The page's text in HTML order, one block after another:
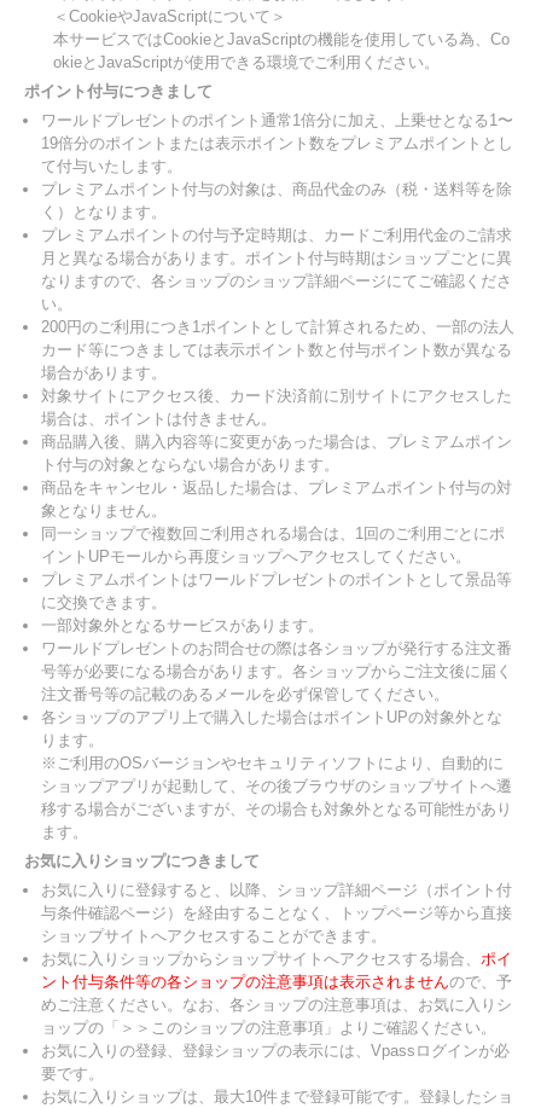
＜CookieやJavaScriptについて＞
本サービスではCookieとJavaScriptの機能を使用している為、Co
okieとJavaScriptが使用できる環境でご利用ください。
ポイント付与につきまして
ワールドプレゼントのポイント通常1倍分に加え、上乗せとなる1〜
19倍分のポイントまたは表示ポイント数をプレミアムポイントとし
て付与いたします。
プレミアムポイント付与の対象は、商品代金のみ（税・送料等を除
く）となります。
プレミアムポイントの付与予定時期は、カードご利用代金のご請求
月と異なる場合があります。ポイント付与時期はショップごとに異
なりますので、各ショップのショップ詳細ページにてご確認くださ
い。
200円のご利用につき1ポイントとして計算されるため、一部の法人
カード等につきましては表示ポイント数と付与ポイント数が異なる
場合があります。
対象サイトにアクセス後、カード決済前に別サイトにアクセスした
場合は、ポイントは付きません。
商品購入後、購入内容等に変更があった場合は、プレミアムポイン
ト付与の対象とならない場合があります。
商品をキャンセル・返品した場合は、プレミアムポイント付与の対
象となりません。
同一ショップで複数回ご利用される場合は、1回のご利用ごとにポ
イントUPモールから再度ショップへアクセスしてください。
プレミアムポイントはワールドプレゼントのポイントとして景品等
に交換できます。
一部対象外となるサービスがあります。
ワールドプレゼントのお問合せの際は各ショップが発行する注文番
号等が必要になる場合があります。各ショップからご注文後に届く
注文番号等の記載のあるメールを必ず保管してください。
各ショップのアプリ上で購入した場合はポイントUPの対象外とな
ります。
※ご利用のOSバージョンやセキュリティソフトにより、自動的に
ショップアプリが起動して、その後ブラウザのショップサイトへ遷
移する場合がございますが、その場合も対象外となる可能性があり
ます。
お気に入りショップにつきまして
お気に入りに登録すると、以降、ショップ詳細ページ（ポイント付
与条件確認ページ）を経由することなく、トップページ等から直接
ショップサイトへアクセスすることができます。
お気に入りショップからショップサイトへアクセスする場合、 ポイ
ント付与条件等の各ショップの注意事項は表示されませんので、予
めご注意ください。なお、各ショップの注意事項は、お気に入りシ
ョップの「＞＞このショップの注意事項」よりご確認ください。
お気に入りの登録、登録ショップの表示には、Vpassログインが必
要です。
お気に入りショップは、最大10件まで登録可能です。登録したショ